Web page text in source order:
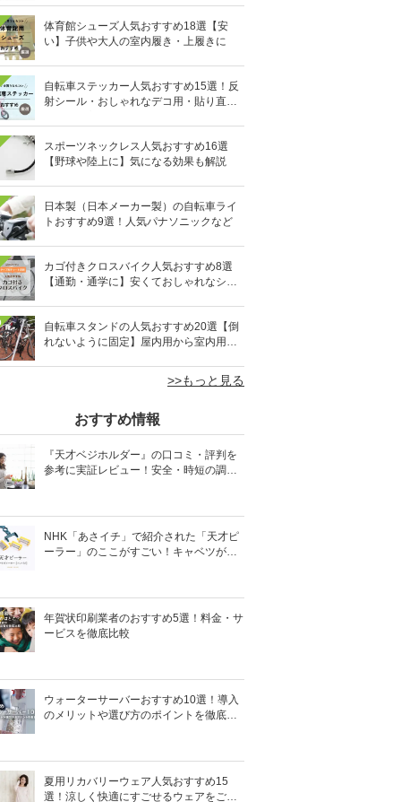
体育館シューズ人気おすすめ18選【安
い】子供や大人の室内履き・上履きに
自転車ステッカー人気おすすめ15選！反
射シール・おしゃれなデコ用・貼り直し
スポーツネックレス人気おすすめ16選
【野球や陸上に】気になる効果も解説
日本製（日本メーカー製）の自転車ライ
トおすすめ9選！人気パナソニックなど
カゴ付きクロスバイク人気おすすめ8選
【通勤・通学に】安くておしゃれなシテ
自転車スタンドの人気おすすめ20選【倒
れないように固定】屋内用から室内用ま
>>もっと見る
おすすめ情報
『天才ベジホルダー』の口コミ・評判を
参考に実証レビュー！安全・時短の調理
NHK「あさイチ」で紹介された「天才ピ
ーラー」のここがすごい！キャベツがほ
年賀状印刷業者のおすすめ5選！料金・サ
ービスを徹底比較
ウォーターサーバーおすすめ10選！導入
のメリットや選び方のポイントを徹底解
夏用リカバリーウェア人気おすすめ15
選！涼しく快適にすごせるウェアをご紹